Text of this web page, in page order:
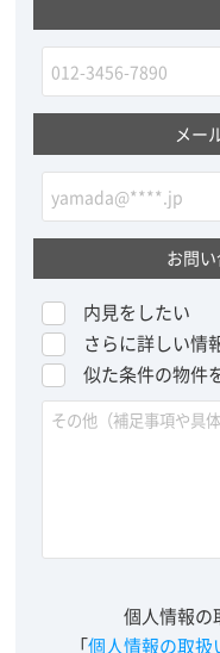
メー
お問
内見をしたい
さらに詳しい情
似た条件の物件
個人情報の
「個人情報の取扱